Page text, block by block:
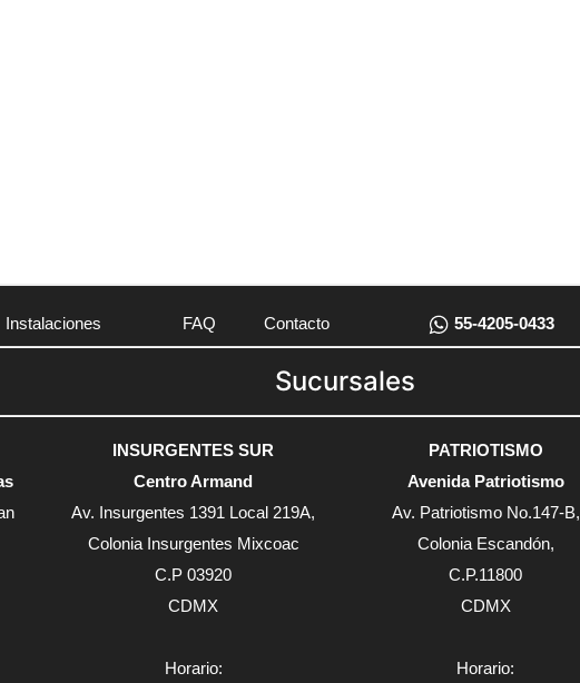
Instalaciones FAQ Contacto 55-4205-0433
Sucursales
INSURGENTES SUR
Centro Armand
Av. Insurgentes 1391 Local 219A,
Colonia Insurgentes Mixcoac
C.P 03920
CDMX
Horario:
PATRIOTISMO
Avenida Patriotismo
Av. Patriotismo No.147-B,
Colonia Escandón,
C.P.11800
CDMX
Horario: